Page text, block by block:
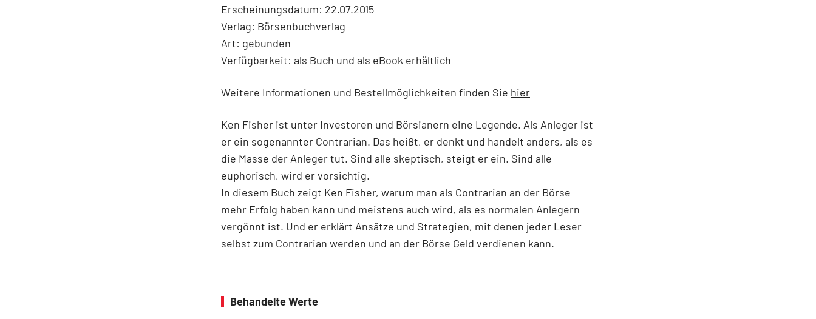
Erscheinungsdatum: 22.07.2015
Verlag: Börsenbuchverlag
Art: gebunden
Verfügbarkeit: als Buch und als eBook erhältlich
Weitere Informationen und Bestellmöglichkeiten finden Sie hier
Ken Fisher ist unter Investoren und Börsianern eine Legende. Als Anleger ist
er ein sogenannter Contrarian. Das heißt, er denkt und handelt anders, als es
die Masse der Anleger tut. Sind alle skeptisch, steigt er ein. Sind alle
euphorisch, wird er vorsichtig.
In diesem Buch zeigt Ken Fisher, warum man als Contrarian an der Börse
mehr Erfolg haben kann und meistens auch wird, als es normalen Anlegern
vergönnt ist. Und er erklärt Ansätze und Strategien, mit denen jeder Leser
selbst zum Contrarian werden und an der Börse Geld verdienen kann.
Behandelte Werte